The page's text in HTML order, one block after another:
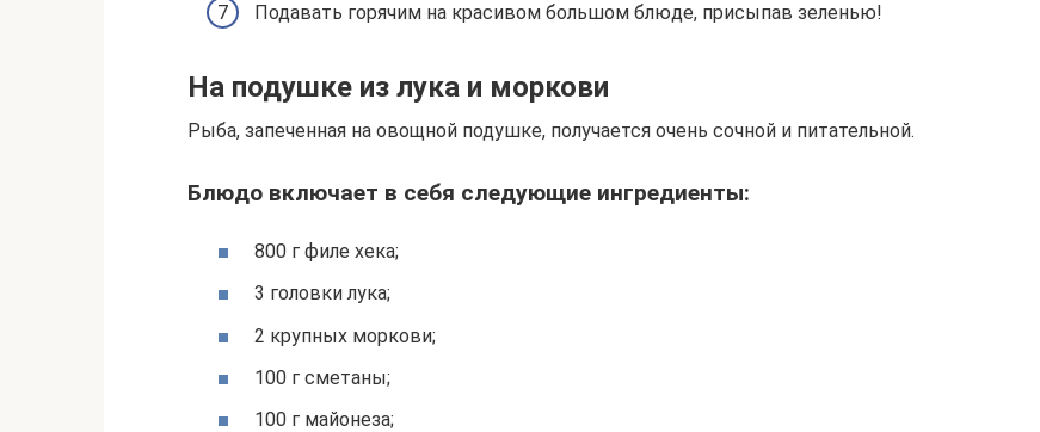
Подавать горячим на красивом большом блюде, присыпав зеленью!
На подушке из лука и моркови
Рыба, запеченная на овощной подушке, получается очень сочной и питательной.
Блюдо включает в себя следующие ингредиенты:
800 г филе хека;
3 головки лука;
2 крупных моркови;
100 г сметаны;
100 г майонеза;